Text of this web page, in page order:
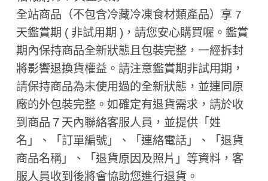
全站商品（不包含冷藏冷凍食材類產品）享 7
天鑑賞期 ( 非試用期 ​)，請您安心購買喔。鑑賞
期內保持商品全新狀態且包裝完整，一經拆封
將影響退換貨權益。請注意鑑賞期非試用期，
請保持商品為未使用過的全新狀態，並連同原
廠的外包裝完整。如確定有退貨需求，請於收
到商品７天內聯絡客服人員，並提供「姓
名」、「訂單編號」、「連絡電話」、「退貨
商品名稱」、「退貨原因及照片」等資料，客
服人員收到後將會協助您進行退貨。